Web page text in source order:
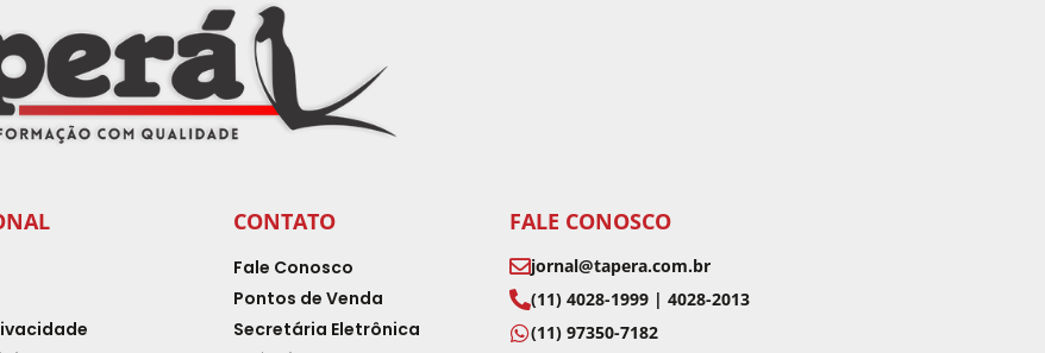
CONTATO
Fale Conosco
Pontos de Venda
Secretária Eletrônica
FALE CONOSCO
jornal@tapera.com.br
(11) 4028-1999 | 4028-2013
(11) 97350-7182